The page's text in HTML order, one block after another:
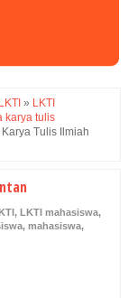
LKTI » LKTI
karya tulis
Karya Tulis Ilmiah
, LKTI mahasiswa,
, mahasiswa,